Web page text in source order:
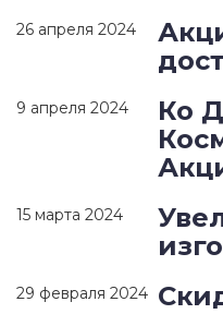
26 апреля 2024
9 апреля 2024
Ко
15 марта 2024
29 февраля 2024